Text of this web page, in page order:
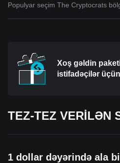
Populyar seçim The Cryptocrats
Xoş gəldin
istifadəçilər
TEZ-TEZ VERİLƏN
1 dollar dəyərində ala